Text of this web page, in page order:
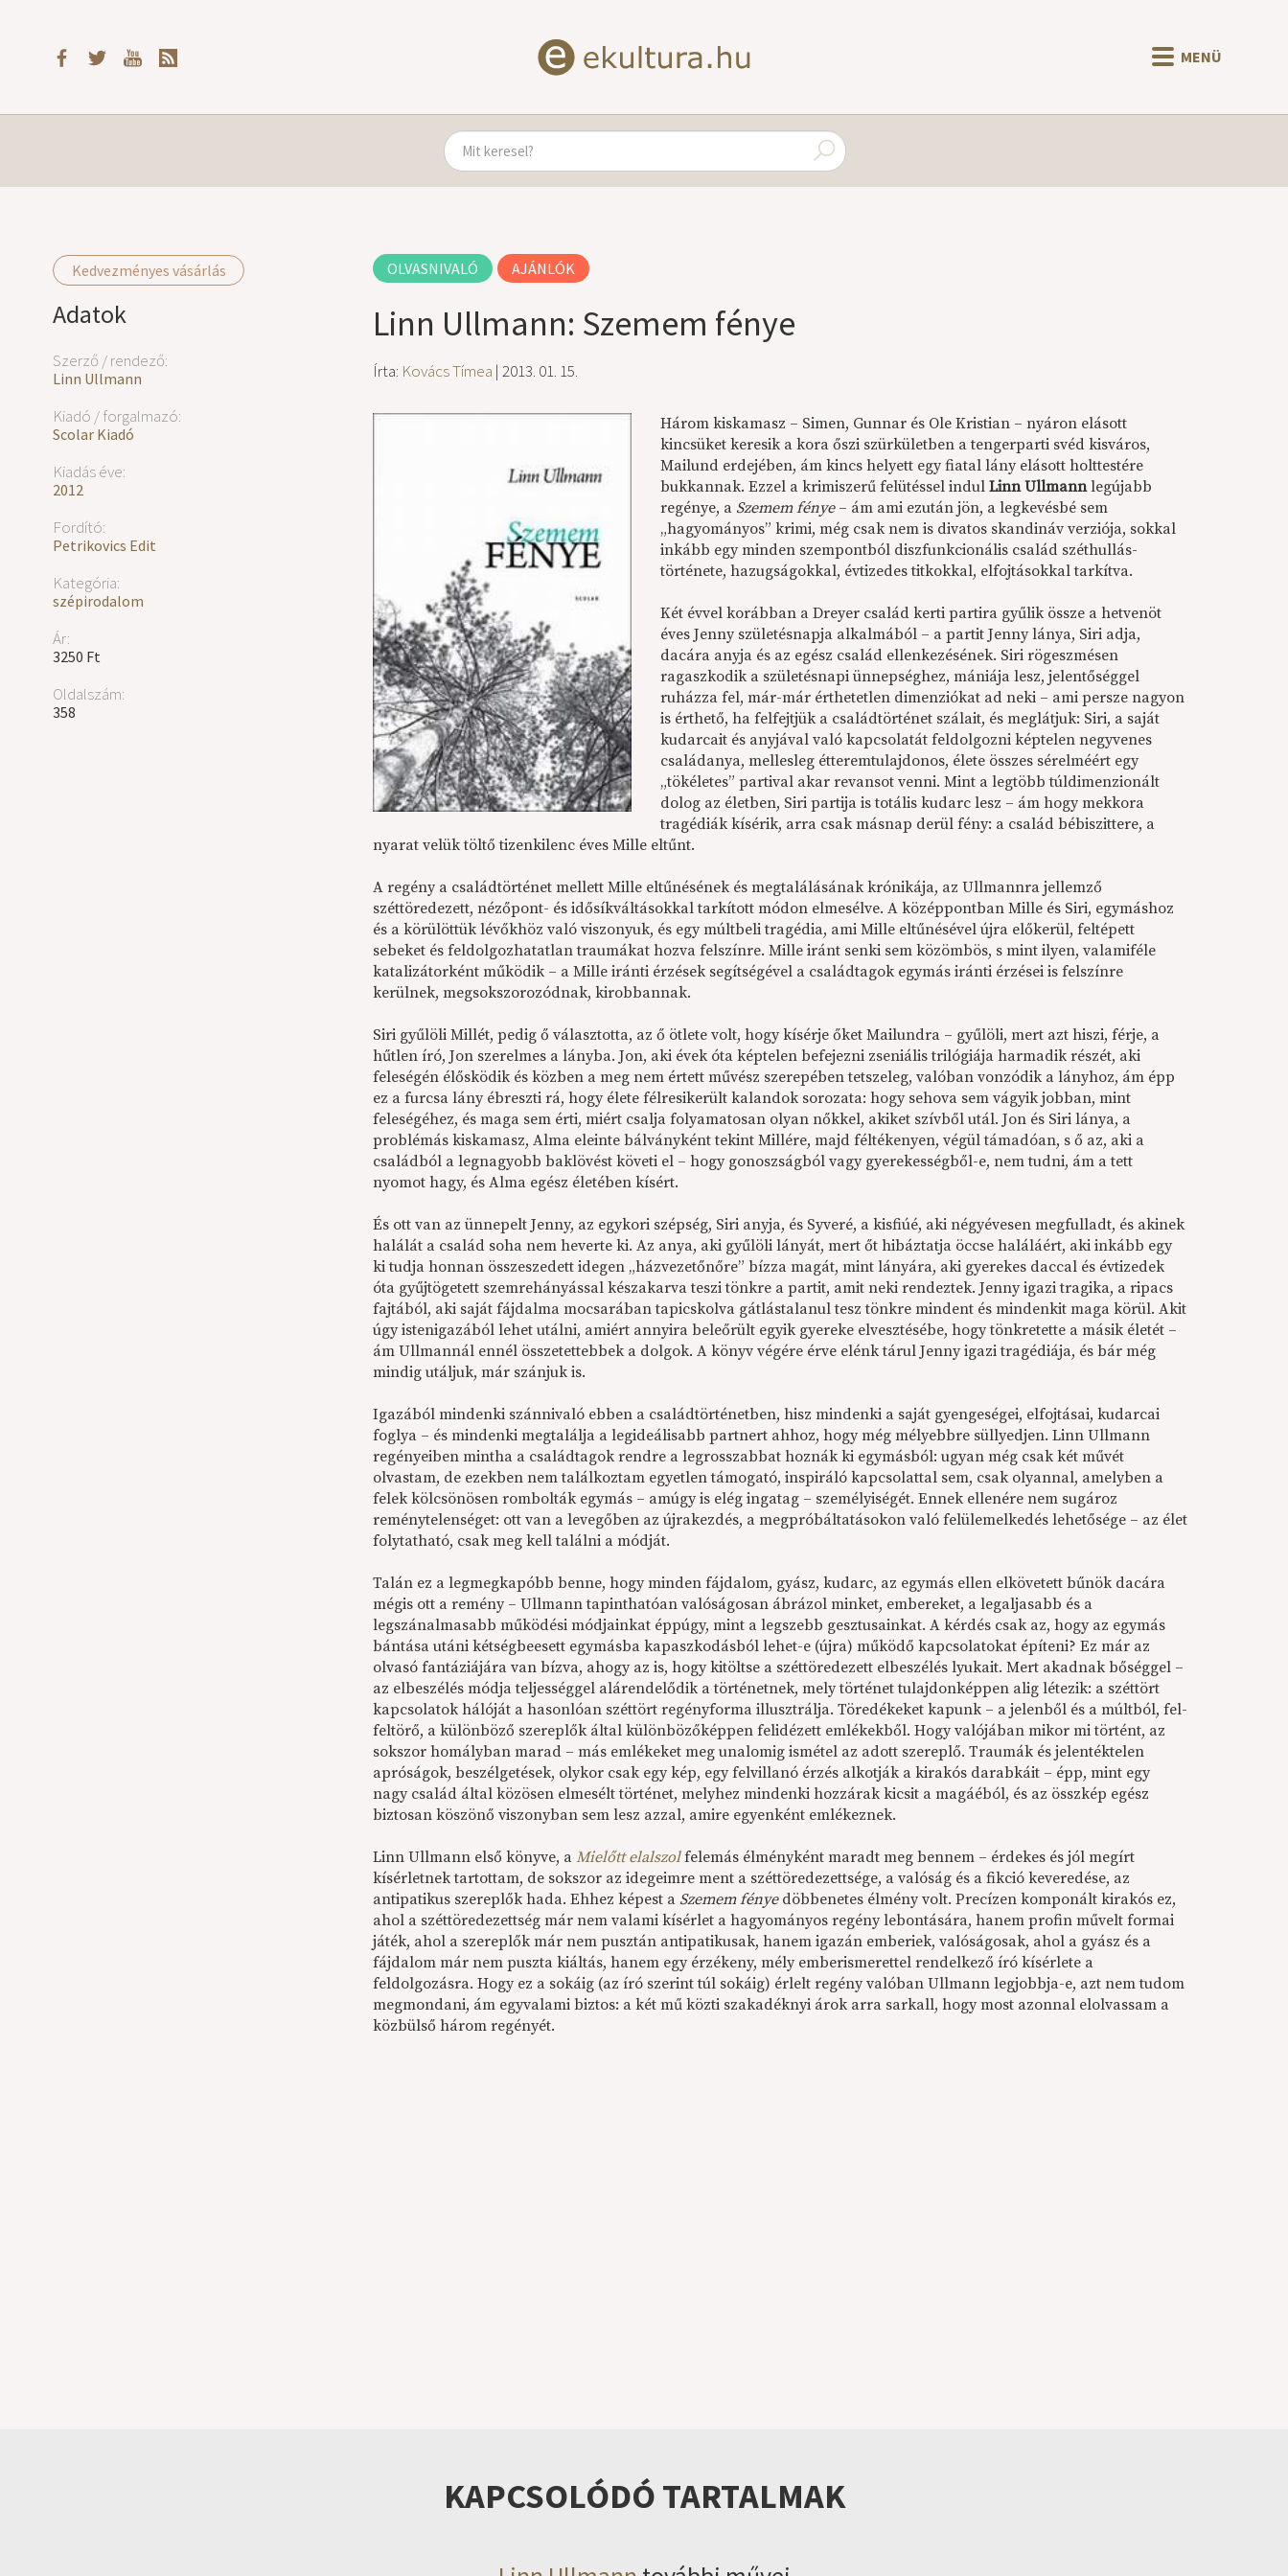
MENÜ
Kedvezményes vásárlás
Adatok
Szerző / rendező:
Linn Ullmann
Kiadó / forgalmazó:
Scolar Kiadó
Kiadás éve:
2012
Fordító:
Petrikovics Edit
Kategória:
szépirodalom
Ár:
3250 Ft
Oldalszám:
358
OLVASNIVALÓ AJÁNLÓK
Linn Ullmann: Szemem fénye
Írta: Kovács Tímea | 2013. 01. 15.
Három kiskamasz – Simen, Gunnar és Ole Kristian – nyáron elásott
kincsüket keresik a kora őszi szürkületben a tengerparti svéd kisváros,
Mailund erdejében, ám kincs helyett egy fiatal lány elásott holttestére
bukkannak. Ezzel a krimiszerű felütéssel indulLinn Ullmannlegújabb
regénye, a Szemem fénye– ám ami ezután jön, a legkevésbé sem
„hagyományos” krimi, még csak nem is divatos skandináv verziója, sokkal
inkább egy minden szempontból diszfunkcionális család széthullás-
története, hazugságokkal, évtizedes titkokkal, elfojtásokkal tarkítva.
Két évvel korábban a Dreyer család kerti partira gyűlik össze a hetvenöt
éves Jenny születésnapja alkalmából – a partit Jenny lánya, Siri adja,
dacára anyja és az egész család ellenkezésének. Siri rögeszmésen
ragaszkodik a születésnapi ünnepséghez, mániája lesz, jelentőséggel
ruházza fel, már-már érthetetlen dimenziókat ad neki – ami persze nagyon
is érthető, ha felfejtjük a családtörténet szálait, és meglátjuk: Siri, a saját
kudarcait és anyjával való kapcsolatát feldolgozni képtelen negyvenes
családanya, mellesleg étteremtulajdonos, élete összes sérelméért egy
„tökéletes” partival akar revansot venni. Mint a legtöbb túldimenzionált
dolog az életben, Siri partija is totális kudarc lesz – ám hogy mekkora
tragédiák kísérik, arra csak másnap derül fény: a család bébiszittere, a
nyarat velük töltő tizenkilenc éves Mille eltűnt.
A regény a családtörténet mellett Mille eltűnésének és megtalálásának krónikája, az Ullmannra jellemző
széttöredezett, nézőpont- és idősíkváltásokkal tarkított módon elmesélve. A középpontban Mille és Siri, egymáshoz
és a körülöttük lévőkhöz való viszonyuk, és egy múltbeli tragédia, ami Mille eltűnésével újra előkerül, feltépett
sebeket és feldolgozhatatlan traumákat hozva felszínre. Mille iránt senki sem közömbös, s mint ilyen, valamiféle
katalizátorként működik – a Mille iránti érzések segítségével a családtagok egymás iránti érzései is felszínre
kerülnek, megsokszorozódnak, kirobbannak.
Siri gyűlöli Millét, pedig ő választotta, az ő ötlete volt, hogy kísérje őket Mailundra – gyűlöli, mert azt hiszi, férje, a
hűtlen író, Jon szerelmes a lányba. Jon, aki évek óta képtelen befejezni zseniális trilógiája harmadik részét, aki
feleségén élősködik és közben a meg nem értett művész szerepében tetszeleg, valóban vonzódik a lányhoz, ám épp
ez a furcsa lány ébreszti rá, hogy élete félresikerült kalandok sorozata: hogy sehova sem vágyik jobban, mint
feleségéhez, és maga sem érti, miért csalja folyamatosan olyan nőkkel, akiket szívből utál. Jon és Siri lánya, a
problémás kiskamasz, Alma eleinte bálványként tekint Millére, majd féltékenyen, végül támadóan, s ő az, aki a
családból a legnagyobb baklövést követi el – hogy gonoszságból vagy gyerekességből-e, nem tudni, ám a tett
nyomot hagy, és Alma egész életében kísért.
És ott van az ünnepelt Jenny, az egykori szépség, Siri anyja, és Syveré, a kisfiúé, aki négyévesen megfulladt, és akinek
halálát a család soha nem heverte ki. Az anya, aki gyűlöli lányát, mert őt hibáztatja öccse haláláért, aki inkább egy
ki tudja honnan összeszedett idegen „házvezetőnőre” bízza magát, mint lányára, aki gyerekes daccal és évtizedek
óta gyűjtögetett szemrehányással készakarva teszi tönkre a partit, amit neki rendeztek. Jenny igazi tragika, a ripacs
fajtából, aki saját fájdalma mocsarában tapicskolva gátlástalanul tesz tönkre mindent és mindenkit maga körül. Akit
úgy istenigazából lehet utálni, amiért annyira beleőrült egyik gyereke elvesztésébe, hogy tönkretette a másik életét –
ám Ullmannál ennél összetettebbek a dolgok. A könyv végére érve elénk tárul Jenny igazi tragédiája, és bár még
mindig utáljuk, már szánjuk is.
Igazából mindenki szánnivaló ebben a családtörténetben, hisz mindenki a saját gyengeségei, elfojtásai, kudarcai
foglya – és mindenki megtalálja a legideálisabb partnert ahhoz, hogy még mélyebbre süllyedjen. Linn Ullmann
regényeiben mintha a családtagok rendre a legrosszabbat hoznák ki egymásból: ugyan még csak két művét
olvastam, de ezekben nem találkoztam egyetlen támogató, inspiráló kapcsolattal sem, csak olyannal, amelyben a
felek kölcsönösen rombolták egymás – amúgy is elég ingatag – személyiségét. Ennek ellenére nem sugároz
reménytelenséget: ott van a levegőben az újrakezdés, a megpróbáltatásokon való felülemelkedés lehetősége – az élet
folytatható, csak meg kell találni a módját.
Talán ez a legmegkapóbb benne, hogy minden fájdalom, gyász, kudarc, az egymás ellen elkövetett bűnök dacára
mégis ott a remény – Ullmann tapinthatóan valóságosan ábrázol minket, embereket, a legaljasabb és a
legszánalmasabb működési módjainkat éppúgy, mint a legszebb gesztusainkat. A kérdés csak az, hogy az egymás
bántása utáni kétségbeesett egymásba kapaszkodásból lehet-e (újra) működő kapcsolatokat építeni? Ez már az
olvasó fantáziájára van bízva, ahogy az is, hogy kitöltse a széttöredezett elbeszélés lyukait. Mert akadnak bőséggel –
az elbeszélés módja teljességgel alárendelődik a történetnek, mely történet tulajdonképpen alig létezik: a széttört
kapcsolatok hálóját a hasonlóan széttört regényforma illusztrálja. Töredékeket kapunk – a jelenből és a múltból, fel-
feltörő, a különböző szereplők által különbözőképpen felidézett emlékekből. Hogy valójában mikor mi történt, az
sokszor homályban marad – más emlékeket meg unalomig ismétel az adott szereplő. Traumák és jelentéktelen
apróságok, beszélgetések, olykor csak egy kép, egy felvillanó érzés alkotják a kirakós darabkáit – épp, mint egy
nagy család által közösen elmesélt történet, melyhez mindenki hozzárak kicsit a magáéból, és az összkép egész
biztosan köszönő viszonyban sem lesz azzal, amire egyenként emlékeznek.
Linn Ullmann első könyve, aMielőtt elalszol felemás élményként maradt meg bennem – érdekes és jól megírt
kísérletnek tartottam, de sokszor az idegeimre ment a széttöredezettsége, a valóság és a fikció keveredése, az
antipatikus szereplők hada. Ehhez képest a Szemem fényedöbbenetes élmény volt. Precízen komponált kirakós ez,
ahol a széttöredezettség már nem valami kísérlet a hagyományos regény lebontására, hanem profin művelt formai
játék, ahol a szereplők már nem pusztán antipatikusak, hanem igazán emberiek, valóságosak, ahol a gyász és a
fájdalom már nem puszta kiáltás, hanem egy érzékeny, mély emberismerettel rendelkező író kísérlete a
feldolgozásra. Hogy ez a sokáig (az író szerint túl sokáig) érlelt regény valóban Ullmann legjobbja-e, azt nem tudom
megmondani, ám egyvalami biztos: a két mű közti szakadéknyi árok arra sarkall, hogy most azonnal elolvassam a
közbülső három regényét.
KAPCSOLÓDÓ TARTALMAK